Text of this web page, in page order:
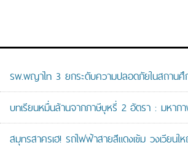
รพ.พญาไท 3 ยกระดับความปลอดภัยในสถาน
บทเรียนหมื่นล้านจากภาษีบุหรี่ 2 อัตรา : มหาก
สมุทรสาครเฮ! รถไฟฟ้าสายสีแดงเข้ม วงเวีย